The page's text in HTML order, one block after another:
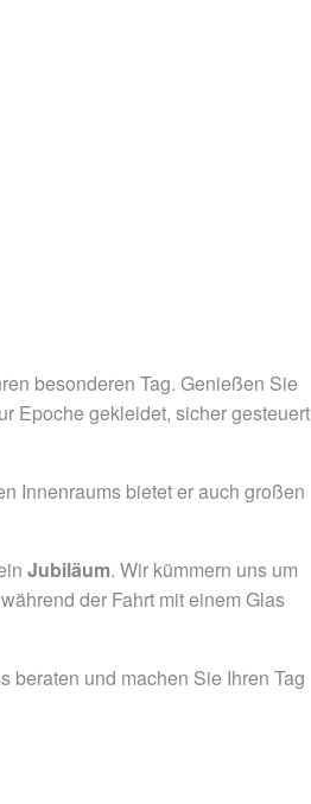
besonderen Tag. Genießen Sie
Epoche gekleidet, sicher gesteuert
Innenraums bietet er auch großen
Jubiläum. Wir kümmern uns um
der Fahrt mit einem Glas
beraten und machen Sie Ihren Tag